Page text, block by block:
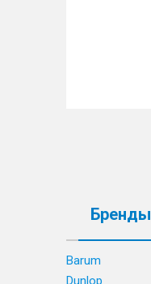
Бренды
Barum
Dunlop